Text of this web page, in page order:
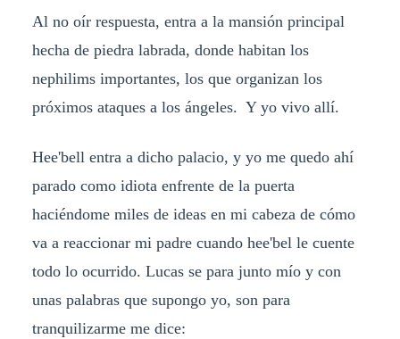
Al no oír respuesta, entra a la mansión principal
hecha de piedra labrada, donde habitan los
nephilims importantes, los que organizan los
próximos ataques a los ángeles. Y yo vivo allí.
Hee'bell entra a dicho palacio, y yo me quedo ahí
parado como idiota enfrente de la puerta
haciéndome miles de ideas en mi cabeza de cómo
va a reaccionar mi padre cuando hee'bel le cuente
todo lo ocurrido. Lucas se para junto mío y con
unas palabras que supongo yo, son para
tranquilizarme me dice: